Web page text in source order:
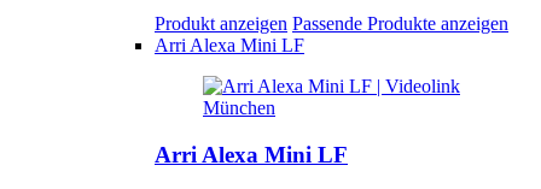
Produkt anzeigen Passende Produkte anzeigen
Arri Alexa Mini LF
Arri Alexa Mini LF